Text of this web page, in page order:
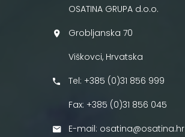
OSATINA GRUPA d.o.o.
Grobljanska 70
Viškovci, Hrvatska
Tel: +385 (0)31 856 999
Fax: +385 (0)31 856 045
E-mail: osatina@osatina.hr